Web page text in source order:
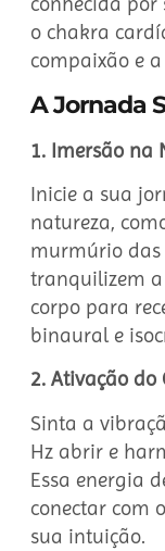
o chakra
compaixão e
A Jornada
1. Imersão na
Inicie a sua
natureza,
murmúrio das
tranquilizem a
corpo para
binaural e
2. Ativação do
Sinta a
Hz abrir e
Essa energia
conectar com
sua intuição.